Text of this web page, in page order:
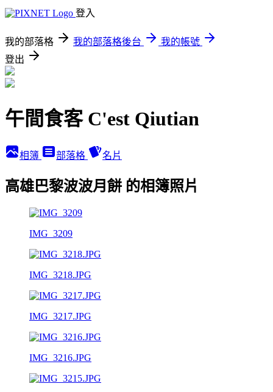
登入
我的部落格 我的部落格後台
我的帳號
登出
午間食客 C'est Qiutian
相簿 部落格 名片
高雄巴黎波波月餅 的相簿照片
IMG_3209
IMG_3218.JPG
IMG_3217.JPG
IMG_3216.JPG